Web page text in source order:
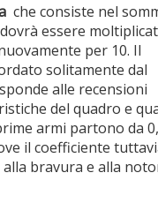
che consiste nel
essere
per 10. Il
solitamente dal
alle recensioni
del quadro e
armi partono da
il coefficiente
bravura e alla